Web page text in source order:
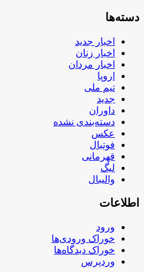
دسته‌ها
اخبار جدید
اخبار زنان
اخبار مردان
اروپا
تیم ملی
جدید
داوران
دسته‌بندی نشده
عکس
فوتبال
قهرمانی
لیگ
والیبال
اطلاعات
ورود
خوراک ورودی‌ها
خوراک دیدگاه‌ها
وردپرس